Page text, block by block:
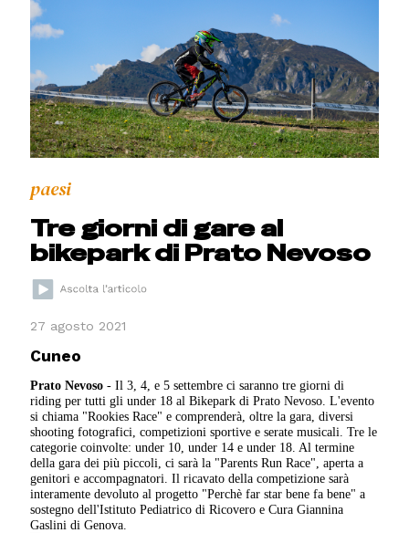
paesi
Tre giorni di gare al
bikepark di Prato Nevoso
27 agosto 2021
Cuneo
Prato Nevoso - Il 3, 4, e 5 settembre ci saranno tre giorni di
riding per tutti gli under 18 al Bikepark di Prato Nevoso. L'evento
si chiama "Rookies Race" e comprenderà, oltre la gara, diversi
shooting fotografici, competizioni sportive e serate musicali. Tre le
categorie coinvolte: under 10, under 14 e under 18. Al termine
della gara dei più piccoli, ci sarà la "Parents Run Race", aperta a
genitori e accompagnatori. Il ricavato della competizione sarà
interamente devoluto al progetto "Perchè far star bene fa bene" a
sostegno dell'Istituto Pediatrico di Ricovero e Cura Giannina
Gaslini di Genova.